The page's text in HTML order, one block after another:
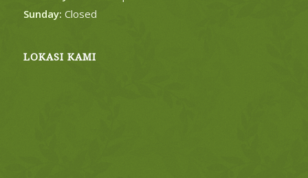
Sunday: Closed
LOKASI KAMI